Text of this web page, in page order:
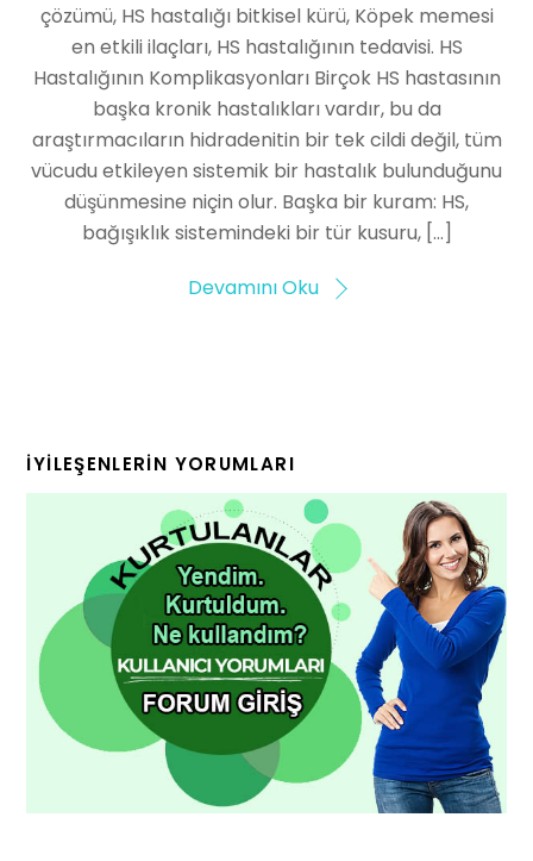
çözümü, HS hastalığı bitkisel kürü, Köpek memesi
en etkili ilaçları, HS hastalığının tedavisi. HS
Hastalığının Komplikasyonları Birçok HS hastasının
başka kronik hastalıkları vardır, bu da
araştırmacıların hidradenitin bir tek cildi değil, tüm
vücudu etkileyen sistemik bir hastalık bulunduğunu
düşünmesine niçin olur. Başka bir kuram: HS,
bağışıklık sistemindeki bir tür kusuru, […]
Devamını Oku
İYILEŞENLERIN YORUMLARI